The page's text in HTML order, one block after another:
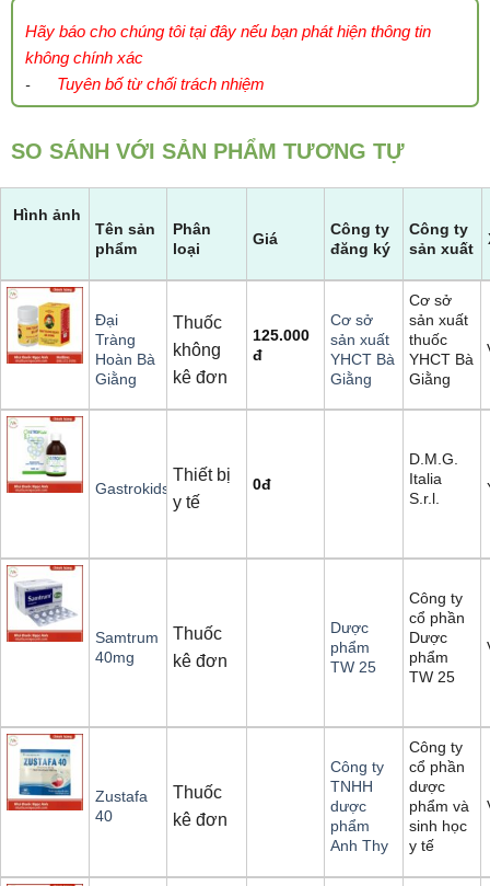
Hãy báo cho chúng tôi tại đây nếu bạn phát hiện thông tin
không chính xác
- Tuyên bố từ chối trách nhiệm
SO SÁNH VỚI SẢN PHẨM TƯƠNG TỰ
Hình ảnh
Tên sản
phẩm
Phân
loại
Giá
Công ty
đăng ký
Công ty
sản xuất
Đại
Tràng
Hoàn Bà
Giằng
Thuốc
không
kê đơn
125.000
đ
Cơ sở
sản xuất
YHCT Bà
Giằng
Cơ sở
sản xuất
thuốc
YHCT Bà
Giằng
Gastrokids
Thiết bị
y tế
0đ
D.M.G.
Italia
S.r.l.
Samtrum
40mg
Thuốc
kê đơn
Dược
phẩm
TW 25
Công ty
cổ phần
Dược
phẩm
TW 25
Zustafa
40
Thuốc
kê đơn
Công ty
TNHH
dược
phẩm
Anh Thy
Công ty
cổ phần
dược
phẩm và
sinh học
y tế